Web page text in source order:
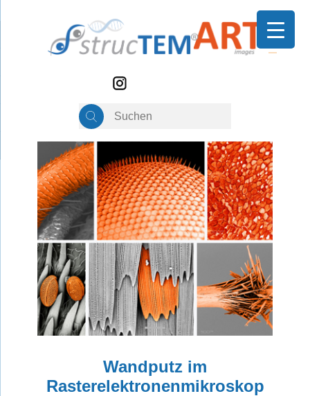
Wandputz im
Rasterelektronenmikroskop